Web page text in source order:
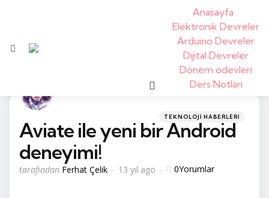
Menü
Anasayfa
Elektronik Devreler
Arduino Devreler
Dijital Devreler
Dönem ödevleri
Ders Notları
kategoriler
Posted
TEKNOLOJI HABERLERI
Aviate ile yeni bir Android
deneyimi!
tarafından
tarafından Ferhat Çelik 13 yıl ago 0Yorumlar